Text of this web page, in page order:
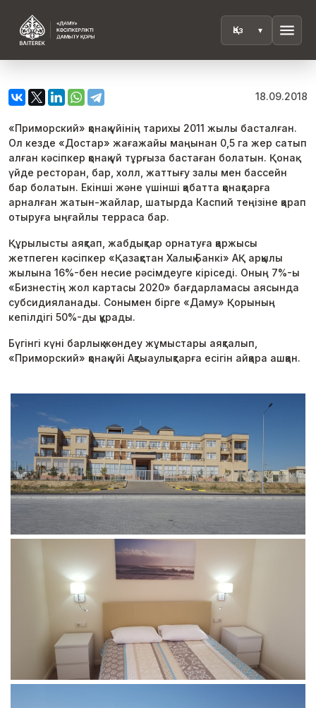
menu
18.09.2018
«Приморский» қонақ үйінің тарихы 2011 жылы басталған.
Ол кезде «Достар» жағажайы маңынан 0,5 га жер сатып
алған кәсіпкер қонақ үй тұрғыза бастаған болатын. Қонақ
үйде ресторан, бар, холл, жаттығу залы мен бассейн
бар болатын. Екінші және үшінші қабатта қонақтарға
арналған жатын-жайлар, шатырда Каспий теңізіне қарап
отыруға ыңғайлы терраса бар.
Құрылысты аяқтап, жабдықтар орнатуға қаржысы
жетпеген кәсіпкер «Қазақстан Халық Банкі» АҚ арқылы
жылына 16%-бен несие рәсімдеуге кіріседі. Оның 7%-ы
«Бизнестің жол картасы 2020» бағдарламасы аясында
субсидияланады. Сонымен бірге «Даму» Қорының
кепілдігі 50%-ды құрады.
Бүгінгі күні барлық жөндеу жұмыстары аяқталып,
«Приморский» қонақ үйі Ақтыаулықтарға есігін айқара ашқан.